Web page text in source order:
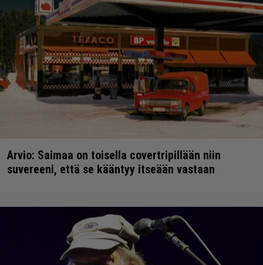
Arvio: Saimaa on toisella covertripillään niin
suvereeni, että se kääntyy itseään vastaan